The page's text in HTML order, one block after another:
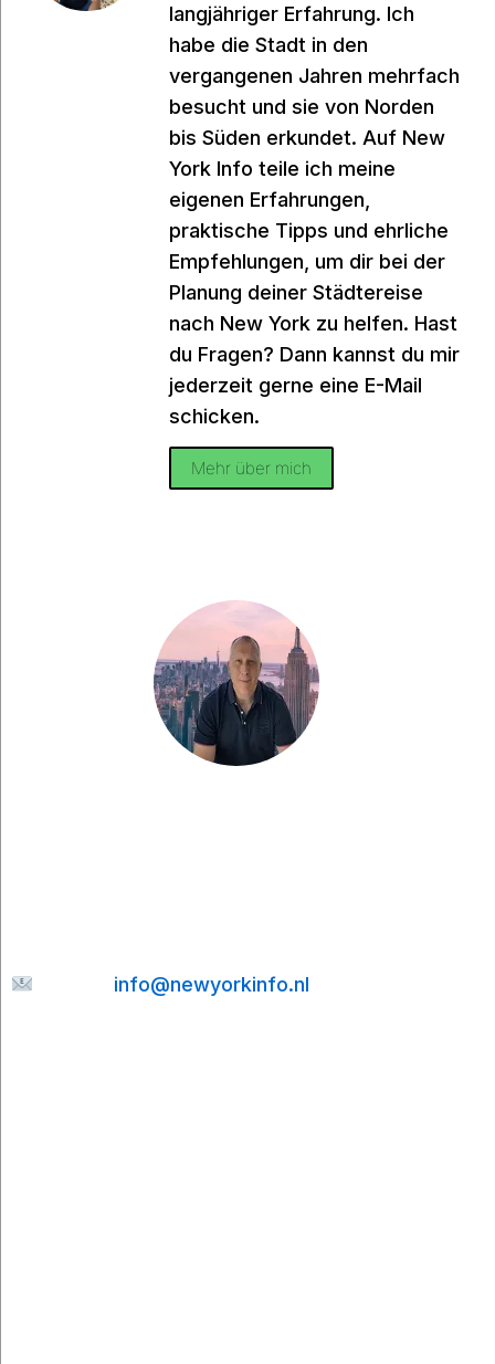
langjähriger Erfahrung. Ich
habe die Stadt in den
vergangenen Jahren mehrfach
besucht und sie von Norden
bis Süden erkundet. Auf New
York Info teile ich meine
eigenen Erfahrungen,
praktische Tipps und ehrliche
Empfehlungen, um dir bei der
Planung deiner Städtereise
nach New York zu helfen. Hast
du Fragen? Dann kannst du mir
jederzeit gerne eine E-Mail
schicken.
Mehr über mich
info@newyorkinfo.nl